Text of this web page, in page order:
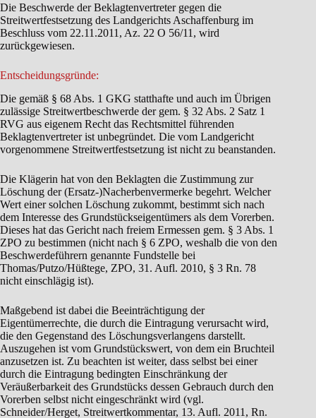
Die Beschwerde der Beklagtenvertreter gegen die
Streitwertfestsetzung des Landgerichts Aschaffenburg im
Beschluss vom 22.11.2011, Az. 22 O 56/11, wird
zurückgewiesen.
Entscheidungsgründe:
Die gemäß § 68 Abs. 1 GKG statthafte und auch im Übrigen
zulässige Streitwertbeschwerde der gem. § 32 Abs. 2 Satz 1
RVG aus eigenem Recht das Rechtsmittel führenden
Beklagtenvertreter ist unbegründet. Die vom Landgericht
vorgenommene Streitwertfestsetzung ist nicht zu beanstanden.
Die Klägerin hat von den Beklagten die Zustimmung zur
Löschung der (Ersatz-)Nacherbenvermerke begehrt. Welcher
Wert einer solchen Löschung zukommt, bestimmt sich nach
dem Interesse des Grundstückseigentümers als dem Vorerben.
Dieses hat das Gericht nach freiem Ermessen gem. § 3 Abs. 1
ZPO zu bestimmen (nicht nach § 6 ZPO, weshalb die von den
Beschwerdeführern genannte Fundstelle bei
Thomas/Putzo/Hüßtege, ZPO, 31. Aufl. 2010, § 3 Rn. 78
nicht einschlägig ist).
Maßgebend ist dabei die Beeinträchtigung der
Eigentümerrechte, die durch die Eintragung verursacht wird,
die den Gegenstand des Löschungsverlangens darstellt.
Auszugehen ist vom Grundstückswert, von dem ein Bruchteil
anzusetzen ist. Zu beachten ist weiter, dass selbst bei einer
durch die Eintragung bedingten Einschränkung der
Veräußerbarkeit des Grundstücks dessen Gebrauch durch den
Vorerben selbst nicht eingeschränkt wird (vgl.
Schneider/Herget, Streitwertkommentar, 13. Aufl. 2011, Rn.